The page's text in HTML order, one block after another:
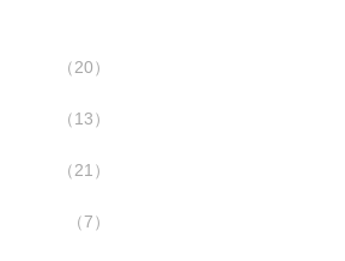
20
13
21
7